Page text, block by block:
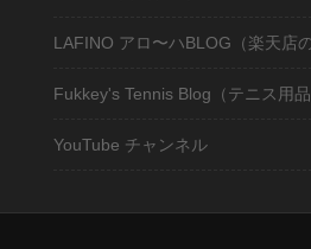
LAFINO アロ〜ハBLOG（楽天店
Fukkey's Tennis Blog（テニス用品
YouTube チャンネル